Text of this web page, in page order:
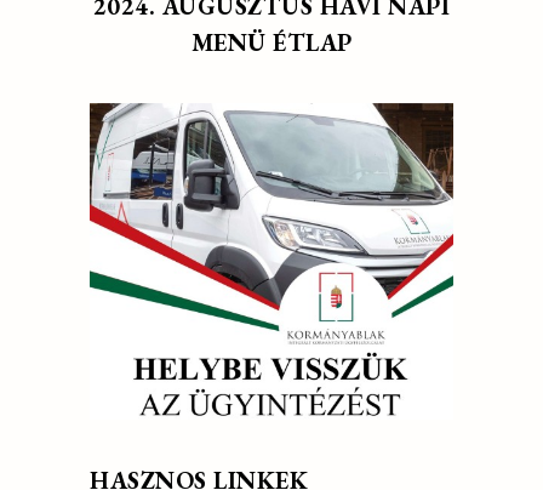
MENÜ ÉTLAP
HASZNOS LINKEK